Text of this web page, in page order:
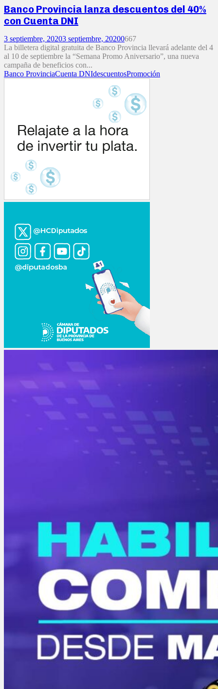
Banco Provincia lanza descuentos del 40%
con Cuenta DNI
3 septiembre, 20203 septiembre, 20200667
La billetera digital gratuita de Banco Provincia llevará adelante del 4
al 10 de septiembre la “Semana Promo Aniversario”, una nueva
campaña de beneficios con...
Banco ProvinciaCuenta DNIdescuentosPromoción